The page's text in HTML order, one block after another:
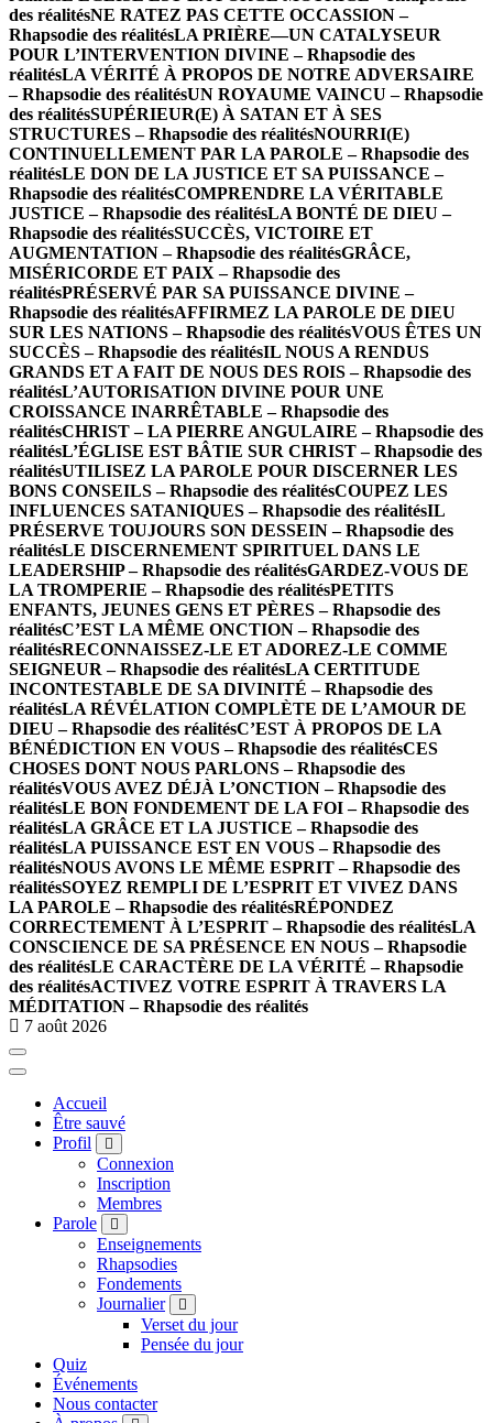
des réalitésNE RATEZ PAS CETTE OCCASSION –
Rhapsodie des réalitésLA PRIÈRE—UN CATALYSEUR
POUR L’INTERVENTION DIVINE – Rhapsodie des
réalitésLA VÉRITÉ À PROPOS DE NOTRE ADVERSAIRE
– Rhapsodie des réalitésUN ROYAUME VAINCU – Rhapsodie
des réalitésSUPÉRIEUR(E) À SATAN ET À SES
STRUCTURES – Rhapsodie des réalitésNOURRI(E)
CONTINUELLEMENT PAR LA PAROLE – Rhapsodie des
réalitésLE DON DE LA JUSTICE ET SA PUISSANCE –
Rhapsodie des réalitésCOMPRENDRE LA VÉRITABLE
JUSTICE – Rhapsodie des réalitésLA BONTÉ DE DIEU –
Rhapsodie des réalitésSUCCÈS, VICTOIRE ET
AUGMENTATION – Rhapsodie des réalitésGRÂCE,
MISÉRICORDE ET PAIX – Rhapsodie des
réalitésPRÉSERVÉ PAR SA PUISSANCE DIVINE –
Rhapsodie des réalitésAFFIRMEZ LA PAROLE DE DIEU
SUR LES NATIONS – Rhapsodie des réalitésVOUS ÊTES UN
SUCCÈS – Rhapsodie des réalitésIL NOUS A RENDUS
GRANDS ET A FAIT DE NOUS DES ROIS – Rhapsodie des
réalitésL’AUTORISATION DIVINE POUR UNE
CROISSANCE INARRÊTABLE – Rhapsodie des
réalitésCHRIST – LA PIERRE ANGULAIRE – Rhapsodie des
réalitésL’ÉGLISE EST BÂTIE SUR CHRIST – Rhapsodie des
réalitésUTILISEZ LA PAROLE POUR DISCERNER LES
BONS CONSEILS – Rhapsodie des réalitésCOUPEZ LES
INFLUENCES SATANIQUES – Rhapsodie des réalitésIL
PRÉSERVE TOUJOURS SON DESSEIN – Rhapsodie des
réalitésLE DISCERNEMENT SPIRITUEL DANS LE
LEADERSHIP – Rhapsodie des réalitésGARDEZ-VOUS DE
LA TROMPERIE – Rhapsodie des réalitésPETITS
ENFANTS, JEUNES GENS ET PÈRES – Rhapsodie des
réalitésC’EST LA MÊME ONCTION – Rhapsodie des
réalitésRECONNAISSEZ-LE ET ADOREZ-LE COMME
SEIGNEUR – Rhapsodie des réalitésLA CERTITUDE
INCONTESTABLE DE SA DIVINITÉ – Rhapsodie des
réalitésLA RÉVÉLATION COMPLÈTE DE L’AMOUR DE
DIEU – Rhapsodie des réalitésC’EST À PROPOS DE LA
BÉNÉDICTION EN VOUS – Rhapsodie des réalitésCES
CHOSES DONT NOUS PARLONS – Rhapsodie des
réalitésVOUS AVEZ DÉJÀ L’ONCTION – Rhapsodie des
réalitésLE BON FONDEMENT DE LA FOI – Rhapsodie des
réalitésLA GRÂCE ET LA JUSTICE – Rhapsodie des
réalitésLA PUISSANCE EST EN VOUS – Rhapsodie des
réalitésNOUS AVONS LE MÊME ESPRIT – Rhapsodie des
réalitésSOYEZ REMPLI DE L’ESPRIT ET VIVEZ DANS
LA PAROLE – Rhapsodie des réalitésRÉPONDEZ
CORRECTEMENT À L’ESPRIT – Rhapsodie des réalitésLA
CONSCIENCE DE SA PRÉSENCE EN NOUS – Rhapsodie
des réalitésLE CARACTÈRE DE LA VÉRITÉ – Rhapsodie
des réalitésACTIVEZ VOTRE ESPRIT À TRAVERS LA
MÉDITATION – Rhapsodie des réalités
7 août 2026
Accueil
Être sauvé
Profil
Connexion
Inscription
Membres
Parole
Enseignements
Rhapsodies
Fondements
Journalier
Verset du jour
Pensée du jour
Quiz
Événements
Nous contacter